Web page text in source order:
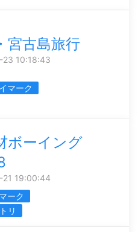
宮古島旅行
10:18:43
マーク
ボーイング
19:00:44
ーク
リ